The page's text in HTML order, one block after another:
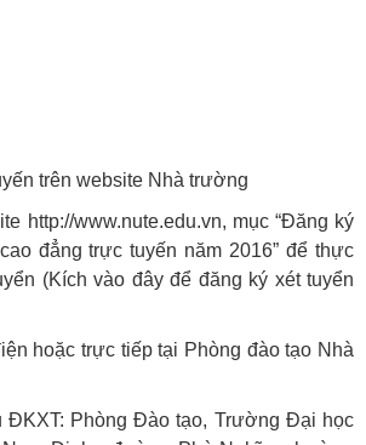
trên website Nhà trường
http://www.nute.edu.vn, mục “Đăng ký
đẳng trực tuyến năm 2016” để thực
(Kích vào đây để đăng ký xét tuyển
hoặc trực tiếp tại Phòng đào tạo Nhà
ĐKXT: Phòng Đào tạo, Trường Đại học